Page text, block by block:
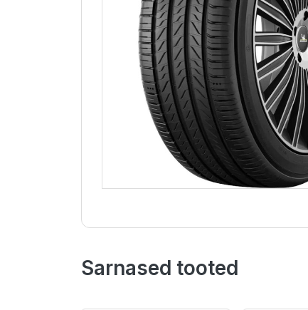
Sarnased tooted